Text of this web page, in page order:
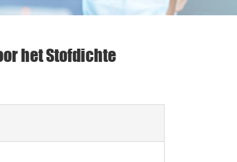
het Stofdichte